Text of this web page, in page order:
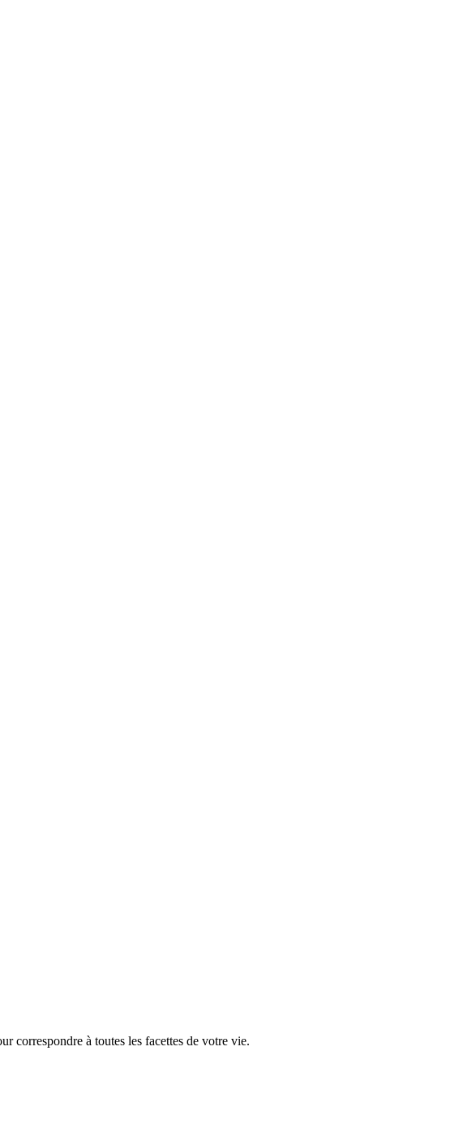
correspondre à toutes les facettes de votre vie.